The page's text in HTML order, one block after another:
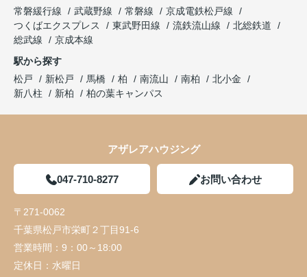
常磐緩行線
武蔵野線 常磐線
京成電鉄松戸線
つくばエクスプレス
東武野田線 流鉄流山線
北総鉄道
総武線
京成本線
駅から探す
松戸
新松戸 馬橋 柏 南流山 南柏
北小金
新八柱
新柏 柏の葉キャンパス
アザレアハウジング
047-710-8277 お問い合わせ
〒271-0062
千葉県松戸市栄町２丁目91-6
営業時間： 9：00～18:00
定休日： 水曜日